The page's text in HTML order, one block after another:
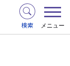
検索 メニュー